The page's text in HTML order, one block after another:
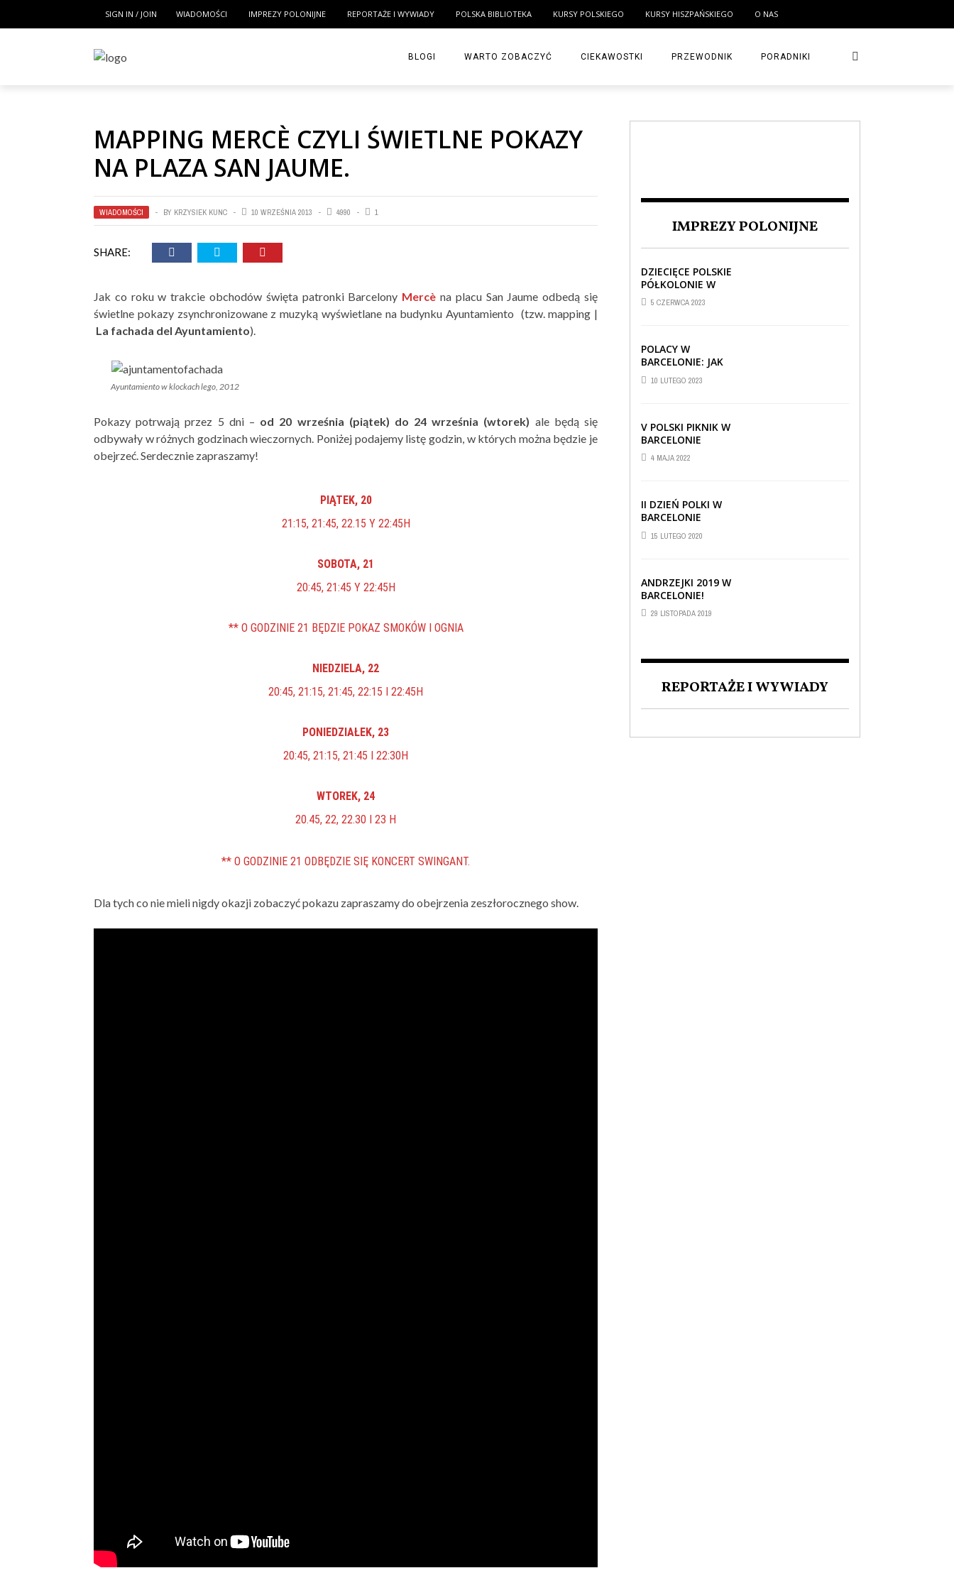
SIGN IN / JOIN WIADOMOŚCI IMPREZY POLONIJNE REPORTAŻE I WYWIADY POLSKA BIBLIOTEKA KURSY POLSKIEGO KURSY HISZPAŃSKIEGO O NAS
BLOGI WARTO ZOBACZYĆ CIEKAWOSTKI PRZEWODNIK PORADNIKI
MAPPING MERCÈ CZYLI ŚWIETLNE POKAZY
NA PLAZA SAN JAUME.
WIADOMOŚCI BY KRZYSIEK KUNC 10 WRZEŚNIA 2013 4990 1
SHARE:
Jak co roku w trakcie obchodów święta patronki Barcelony Mercè na placu San Jaume odbedą się
świetlne pokazy zsynchronizowane z muzyką wyświetlane na budynku Ayuntamiento (tzw. mapping |
La fachada del Ayuntamiento).
Ayuntamiento w klockach lego, 2012
Pokazy potrwają przez 5 dni – od 20 września (piątek) do 24 września (wtorek) ale będą się
odbywały w różnych godzinach wieczornych. Poniżej podajemy listę godzin, w których można będzie je
obejrzeć. Serdecznie zapraszamy!
PIĄTEK, 20
21:15, 21:45, 22.15 Y 22:45H
SOBOTA, 21
20:45, 21:45 Y 22:45H
** O GODZINIE 21 BĘDZIE POKAZ SMOKÓW I OGNIA
NIEDZIELA, 22
20:45, 21:15, 21:45, 22:15 I 22:45H
PONIEDZIAŁEK, 23
20:45, 21:15, 21:45 I 22:30H
WTOREK, 24
20.45, 22, 22.30 I 23 H
** O GODZINIE 21 ODBĘDZIE SIĘ KONCERT SWINGANT.
Dla tych co nie mieli nigdy okazji zobaczyć pokazu zapraszamy do obejrzenia zeszłorocznego show.
IMPREZY POLONIJNE
DZIECIĘCE POLSKIE
PÓŁKOLONIE W
BARCELONIE
5 CZERWCA 2023
POLACY W
BARCELONIE: JAK
RADZĄ SOBIE ZA
GRANICĄ
10 LUTEGO 2023
V POLSKI PIKNIK W
BARCELONIE
4 MAJA 2022
II DZIEŃ POLKI W
BARCELONIE
15 LUTEGO 2020
ANDRZEJKI 2019 W
BARCELONIE!
29 LISTOPADA 2019
REPORTAŻE I WYWIADY
MIŁOŚCI DO NASZEGO
JĘZYKA I FASCYNACJI
POLSKĄ KULTURĄ.